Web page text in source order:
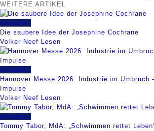
WEITERE ARTIKEL
Aktuelles
Die saubere Idee der Josephine Cochrane
Volker Neef Lesen
Aktuelles
Hannover Messe 2026: Industrie im Umbruch
Impulse
Volker Neef Lesen
Aktuelles
Tommy Tabor, MdA: „Schwimmen rettet